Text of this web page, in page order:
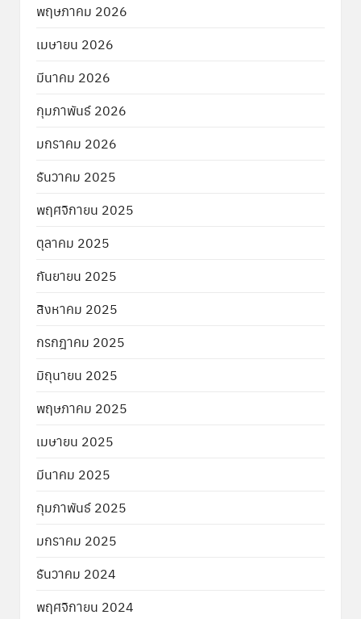
พฤษภาคม 2026
เมษายน 2026
มีนาคม 2026
กุมภาพันธ์ 2026
มกราคม 2026
ธันวาคม 2025
พฤศจิกายน 2025
ตุลาคม 2025
กันยายน 2025
สิงหาคม 2025
กรกฎาคม 2025
มิถุนายน 2025
พฤษภาคม 2025
เมษายน 2025
มีนาคม 2025
กุมภาพันธ์ 2025
มกราคม 2025
ธันวาคม 2024
พฤศจิกายน 2024